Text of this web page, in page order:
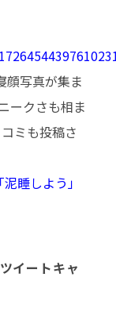
顔写真が集ま
ークさも相ま
ミも投稿さ
睡しよう」
イートキャ